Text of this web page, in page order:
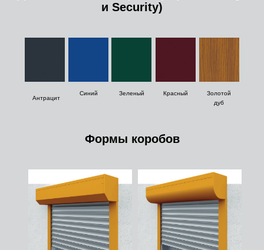
и Security)
Антрацит
Синий Зеленый Красный
Золотой
дуб
Формы коробов